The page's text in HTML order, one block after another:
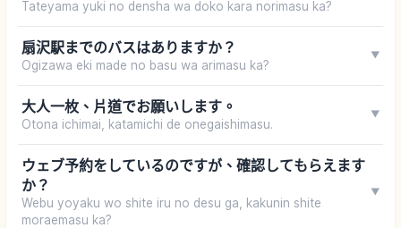
Tateyama yuki no densha wa doko kara norimasu ka?
扇沢駅までのバスはありますか？
Ogizawa eki made no basu wa arimasu ka?
▼
大人一枚、片道でお願いします。
Otona ichimai, katamichi de onegaishimasu.
▼
ウェブ予約をしているのですが、確認してもらえます
か？
Webu yoyaku wo shite iru no desu ga, kakunin shite
moraemasu ka?
▼